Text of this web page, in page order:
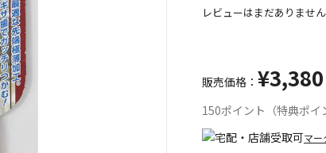
レビューはまだありません
販売価格： ¥3,380
150ポイント（特典ポイ
マー